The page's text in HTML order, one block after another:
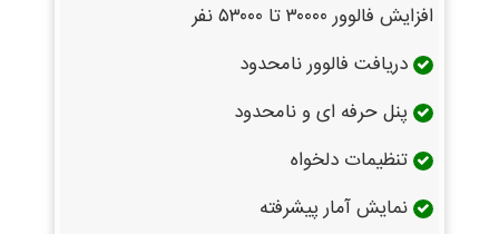
افزایش فالوور ۳۰۰۰۰ تا ۵۳۰۰۰ نفر
دریافت فالوور نامحدود
پنل حرفه ای و نامحدود
تنظیمات دلخواه
نمایش آمار پیشرفته